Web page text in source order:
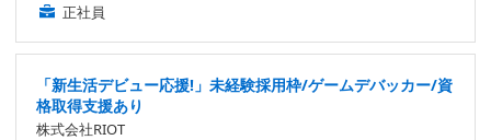
正社員
「新生活デビュー応援!」未経験採用枠/ゲームデバッカー/資
格取得支援あり
株式会社RIOT